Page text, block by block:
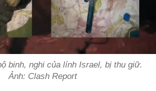
binh, nghi của lính Israel, bị thu giữ.
Ảnh: Clash Report